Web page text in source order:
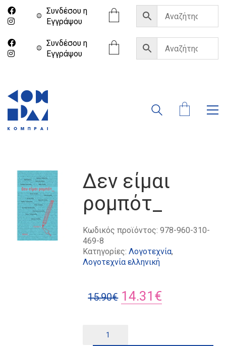
Συνδέσου η
Eγγράψου
Συνδέσου η
Eγγράψου
Δεν είμαι
ρομπότ_
Κωδικός προϊόντος:978-960-310-
469-8
Κατηγορίες:Λογοτεχνία,
Λογοτεχνία ελληνική
15.90€ Original
14.31 €